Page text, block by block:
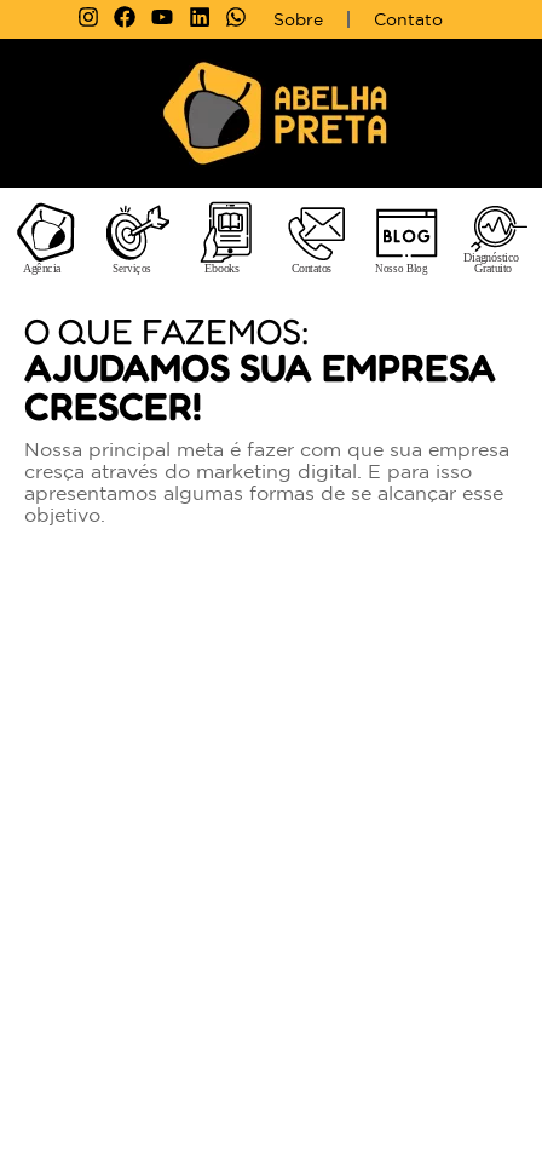
Sobre Contato
O QUE FAZEMOS:
AJUDAMOS SUA EMPRESA
CRESCER!
Nossa principal meta é fazer com que sua empresa
cresça através do marketing digital. E para isso
apresentamos algumas formas de se alcançar esse
objetivo.